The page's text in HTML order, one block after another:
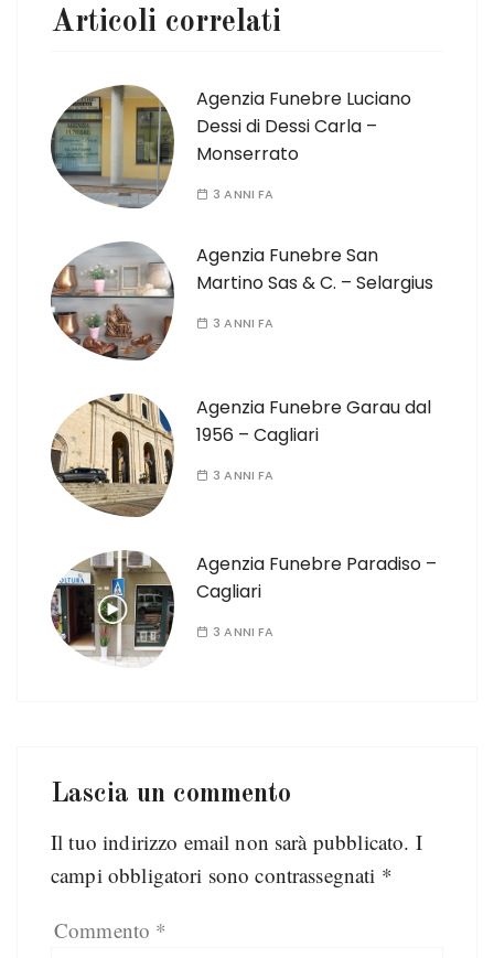
Articoli correlati
Agenzia Funebre Luciano
Dessi di Dessi Carla –
Monserrato
3 ANNI FA
Agenzia Funebre San
Martino Sas & C. – Selargius
3 ANNI FA
Agenzia Funebre Garau dal
1956 – Cagliari
3 ANNI FA
Agenzia Funebre Paradiso –
Cagliari
3 ANNI FA
Lascia un commento
Il tuo indirizzo email non sarà pubblicato. I
campi obbligatori sono contrassegnati *
Commento *